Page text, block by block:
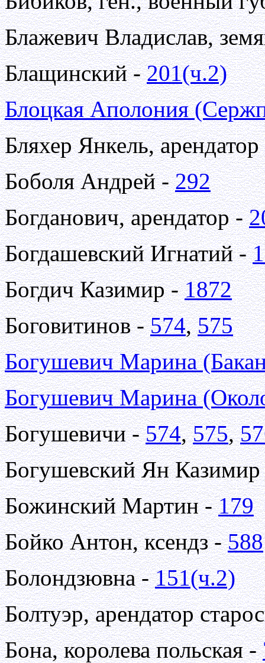
Блажевич Владислав,
Блащинский -201(ч.2)
Блоцкая Аполония
Бляхер Янкель,
Боболя Андрей -292
Богданович, арендатор -
Богдашевский Игнатий -
Богдич Казимир -1872
Боговитинов -574,575
Богушевич Марина
Богушевич Марина
Богушевичи -574,575,
Богушевский Ян
Божинский Мартин -179
Бойко Антон, ксендз -588
Болондзювна -151(ч.2)
Болтуэр, арендатор
Бона, королева польская -